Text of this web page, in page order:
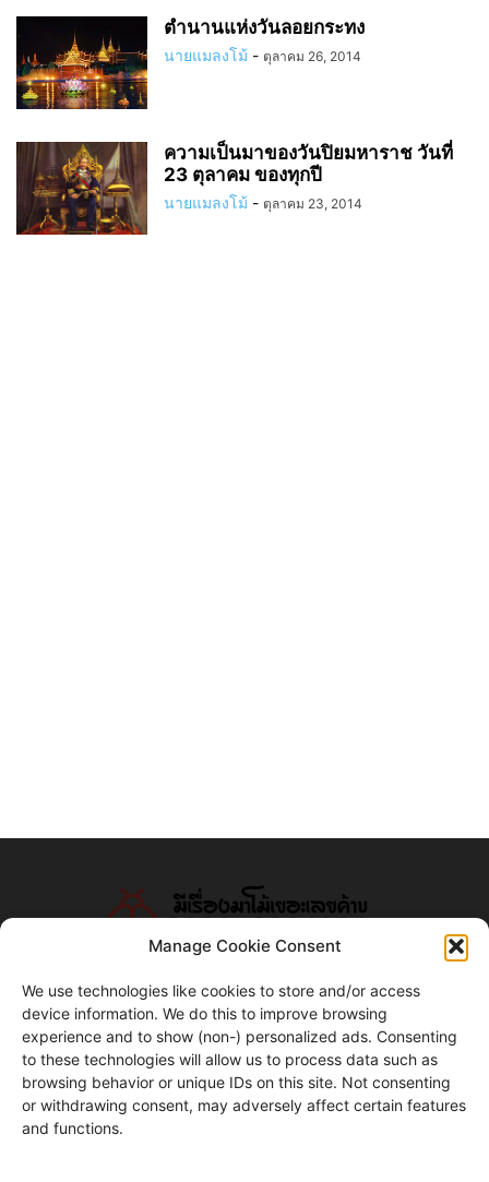
Manage Cookie Consent
We use technologies like cookies to store and/or access
device information. We do this to improve browsing
experience and to show (non-) personalized ads. Consenting
to these technologies will allow us to process data such as
browsing behavior or unique IDs on this site. Not consenting
or withdrawing consent, may adversely affect certain features
and functions.
ตำนานแห่งวันลอยกระทง
นายแมลงโม้ - ตุลาคม 26, 2014
ความเป็นมาของวันปิยมหาราช วันที่
23 ตุลาคม ของทุกปี
นายแมลงโม้ - ตุลาคม 23, 2014
ABOUT US
แมลงโม้ดอทคอม
Contact us:
contact@yoursite.com